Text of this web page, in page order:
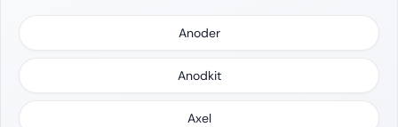
Anoder
Anodkit
Axel